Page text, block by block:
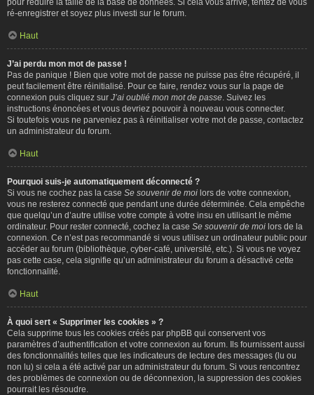
ré-enregistrer et soyez plus investi sur le forum.
Haut
J’ai perdu mon mot de passe !
Pas de panique ! Bien que votre mot de passe ne puisse pas être récupéré, il
peut facilement être réinitialisé. Pour ce faire, rendez vous sur la page de
connexion puis cliquez sur J’ai oublié mon mot de passe . Suivez les
instructions énoncées et vous devriez pouvoir à nouveau vous connecter.
Si toutefois vous ne parveniez pas à réinitialiser votre mot de passe, contactez
un administrateur du forum.
Haut
Pourquoi suis-je automatiquement déconnecté ?
Si vous ne cochez pas la case Se souvenir de moi lors de votre connexion,
vous ne resterez connecté que pendant une durée déterminée. Cela empêche
que quelqu’un d’autre utilise votre compte à votre insu en utilisant le même
ordinateur. Pour rester connecté, cochez la case Se souvenir de moi lors de la
connexion. Ce n’est pas recommandé si vous utilisez un ordinateur public pour
accéder au forum (bibliothèque, cyber-café, université, etc.). Si vous ne voyez
pas cette case, cela signifie qu’un administrateur du forum a désactivé cette
fonctionnalité.
Haut
À quoi sert « Supprimer les cookies » ?
Cela supprime tous les cookies créés par phpBB qui conservent vos
paramètres d’authentification et votre connexion au forum. Ils fournissent aussi
des fonctionnalités telles que les indicateurs de lecture des messages (lu ou
non lu) si cela a été activé par un administrateur du forum. Si vous rencontrez
des problèmes de connexion ou de déconnexion, la suppression des cookies
pourrait les résoudre.